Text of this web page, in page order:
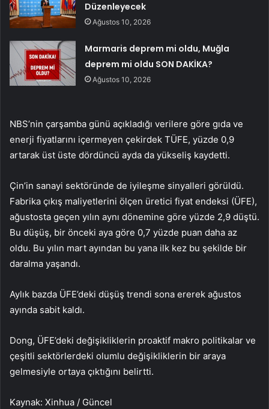
Düzenleyecek
Ağustos 10, 2026
Marmaris deprem mi oldu, Muğla
deprem mi oldu SON DAKİKA?
Ağustos 10, 2026
NBS’nin çarşamba günü açıkladığı verilere göre gıda ve
enerji fiyatlarını içermeyen çekirdek TÜFE, yüzde 0,9
artarak üst üste dördüncü ayda da yükseliş kaydetti.
Çin’in sanayi sektöründe de iyileşme sinyalleri görüldü.
Fabrika çıkış maliyetlerini ölçen üretici fiyat endeksi (ÜFE),
ağustosta geçen yılın aynı dönemine göre yüzde 2,9 düştü.
Bu düşüş, bir önceki aya göre 0,7 yüzde puan daha az
oldu. Bu yılın mart ayından bu yana ilk kez bu şekilde bir
daralma yaşandı.
Aylık bazda ÜFE’deki düşüş trendi sona ererek ağustos
ayında sabit kaldı.
Dong, ÜFE’deki değişikliklerin proaktif makro politikalar ve
çeşitli sektörlerdeki olumlu değişikliklerin bir araya
gelmesiyle ortaya çıktığını belirtti.
Kaynak: Xinhua / Güncel